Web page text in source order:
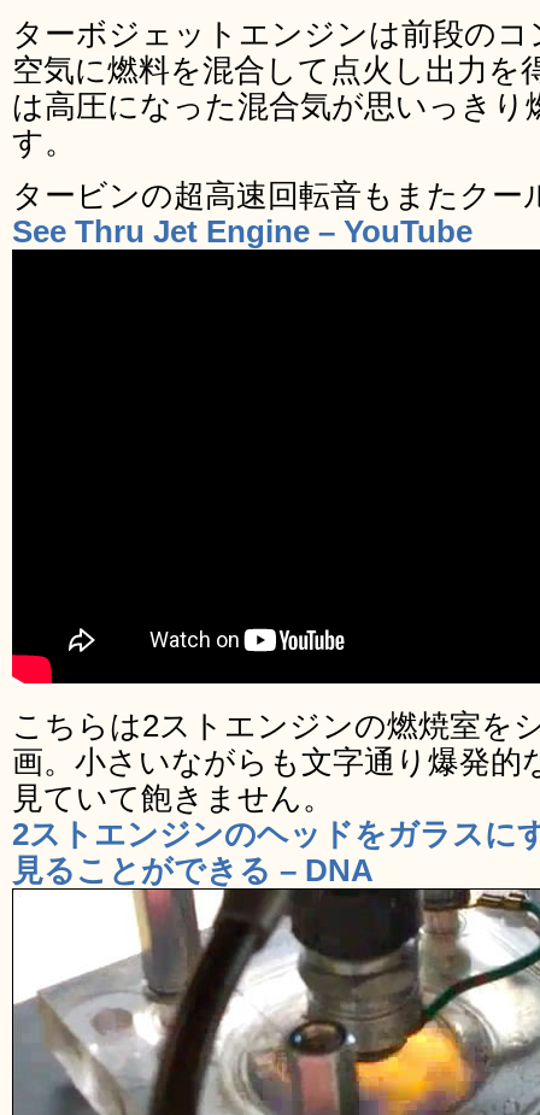
ターボジェットエンジンは前段の
空気に燃料を混合して点火し出力を
は高圧になった混合気が思いっき
す。
タービンの超高速回転音もまたク
See Thru Jet Engine – YouTube
こちらは2ストエンジンの燃焼室を
画。小さいながらも文字通り爆発的
見ていて飽きません。
2ストエンジンのヘッドをガラスに
見ることができる – DNA